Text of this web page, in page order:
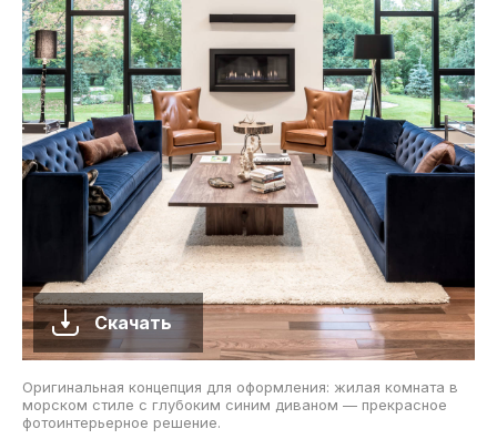
Скачать
Оригинальная концепция для оформления: жилая комната в
морском стиле с глубоким синим диваном — прекрасное
фотоинтерьерное решение.